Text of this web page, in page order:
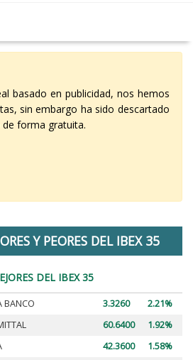
basado en publicidad, nos hemos
sin embargo ha sido descartado
de forma gratuita.
Y PEORES DEL IBEX 35
DEL IBEX 35
BANCO 3.3260
2.21%
60.6400
1.92%
42.3600
1.58%